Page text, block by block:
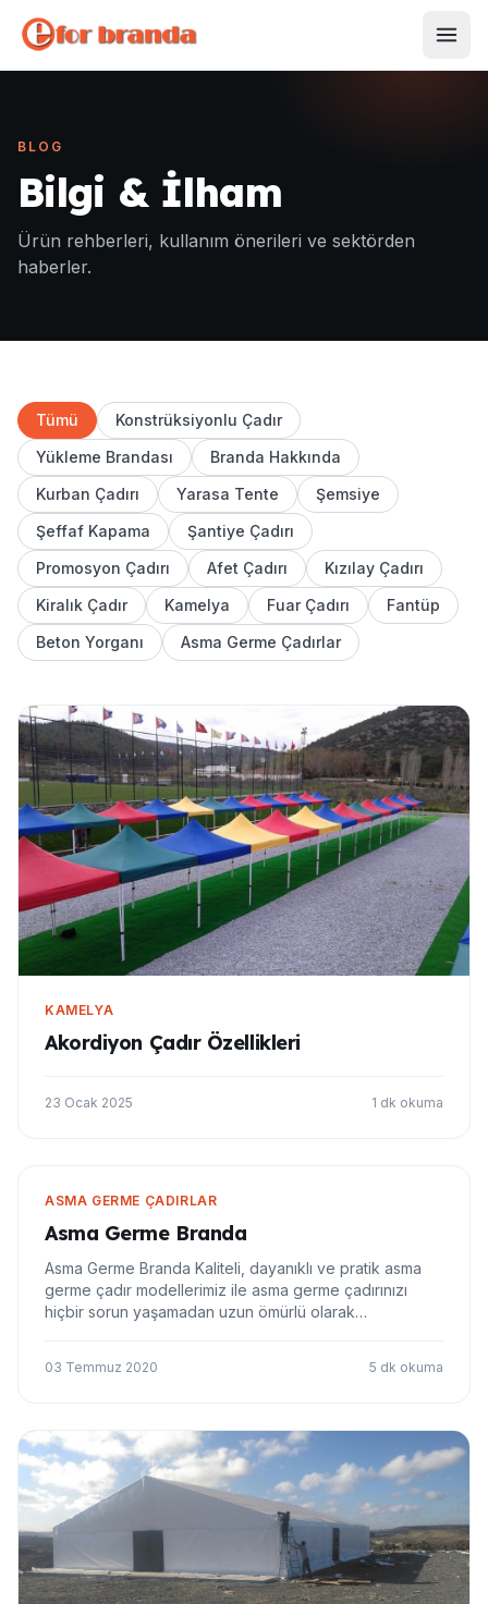
İçeriğe geç
BLOG
Bilgi & İlham
Ürün rehberleri, kullanım önerileri ve sektörden
haberler.
Tümü
Konstrüksiyonlu Çadır
Yükleme Brandası
Branda Hakkında
Kurban Çadırı
Yarasa Tente
Şemsiye
Şeffaf Kapama
Şantiye Çadırı
Promosyon Çadırı
Afet Çadırı
Kızılay Çadırı
Kiralık Çadır
Kamelya Fuar Çadırı
Fantüp
Beton Yorganı
Asma Germe Çadırlar
KAMELYA
Akordiyon Çadır Özellikleri
23 Ocak 2025 1 dk okuma
ASMA GERME ÇADIRLAR
Asma Germe Branda
Asma Germe Branda Kaliteli, dayanıklı ve pratik asma
germe çadır modellerimiz ile asma germe çadırınızı
hiçbir sorun yaşamadan uzun ömürlü olarak
üstünü kapatmak için kullanılan çadır modelleridir. Bu…
03 Temmuz 2020 5 dk okuma